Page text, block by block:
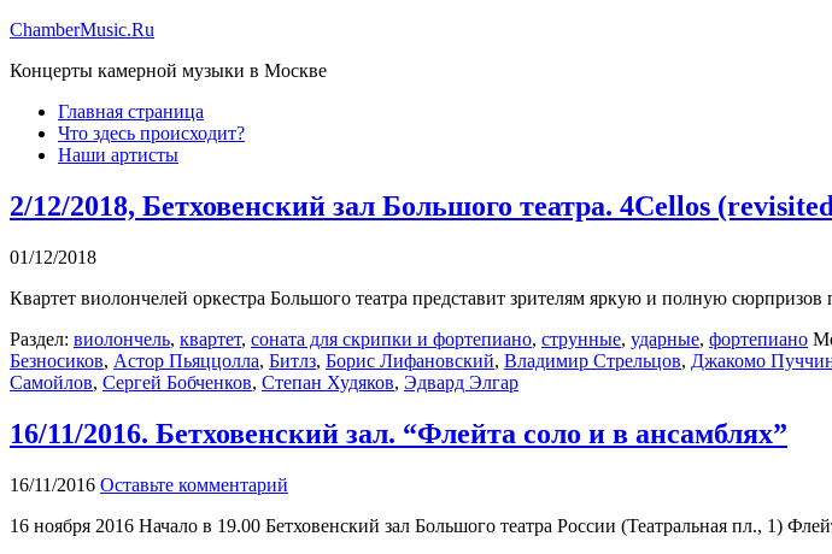
ChamberMusic.Ru
Концерты камерной музыки в Москве
Главная страница
Что здесь происходит?
Наши артисты
2/12/2018, Бетховенский зал Большого театра. 4Cellos
01/12/2018
Квартет виолончелей оркестра Большого театра представит зрителям яркую и полную сюрпризов
Раздел: виолончель, квартет, соната для скрипки и фортепиано, струнные, ударные, фортепиано
Безносиков, Астор Пьяццолла, Битлз, Борис Лифановский, Владимир Стрельцов, Джакомо
Самойлов, Сергей Бобченков, Степан Худяков, Эдвард Элгар
16/11/2016. Бетховенский зал. “Флейта соло и в ансамблях”
16/11/2016 Оставьте комментарий
16 ноября 2016 Начало в 19.00 Бетховенский зал Большого театра России (Театральная пл., 1)